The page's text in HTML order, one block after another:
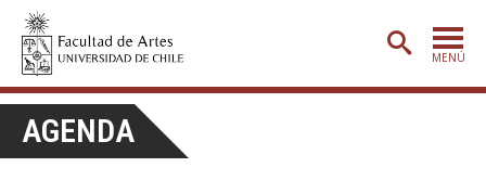
MENÚ
AGENDA